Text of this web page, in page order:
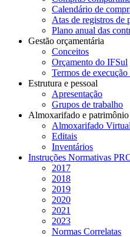
Calendário de
Atas de registros de
Plano anual das
Gestão orçamentária
Conceitos
Orçamento do IFSul
Termos de
Estrutura e pessoal
Apresentação
Grupos de trabalho
Almoxarifado e patrimônio
Almoxarifado
Editais
Inventários
Instruções Normativas
2017
2018
2019
2020
2021
2023
Normas Correlatas